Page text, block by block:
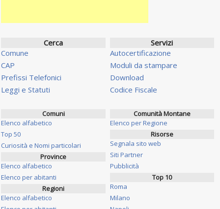
Cerca
Comune
CAP
Prefissi Telefonici
Leggi e Statuti
Servizi
Autocertificazione
Moduli da stampare
Download
Codice Fiscale
Comuni
Elenco alfabetico
Top 50
Curiosità e Nomi particolari
Province
Elenco alfabetico
Elenco per abitanti
Regioni
Elenco alfabetico
Comunità Montane
Elenco per Regione
Risorse
Segnala sito web
Siti Partner
Pubblicità
Top 10
Roma
Milano